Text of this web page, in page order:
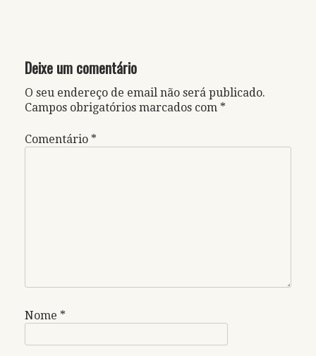
Deixe um comentário
O seu endereço de email não será publicado.
Campos obrigatórios marcados com *
Comentário *
Nome *